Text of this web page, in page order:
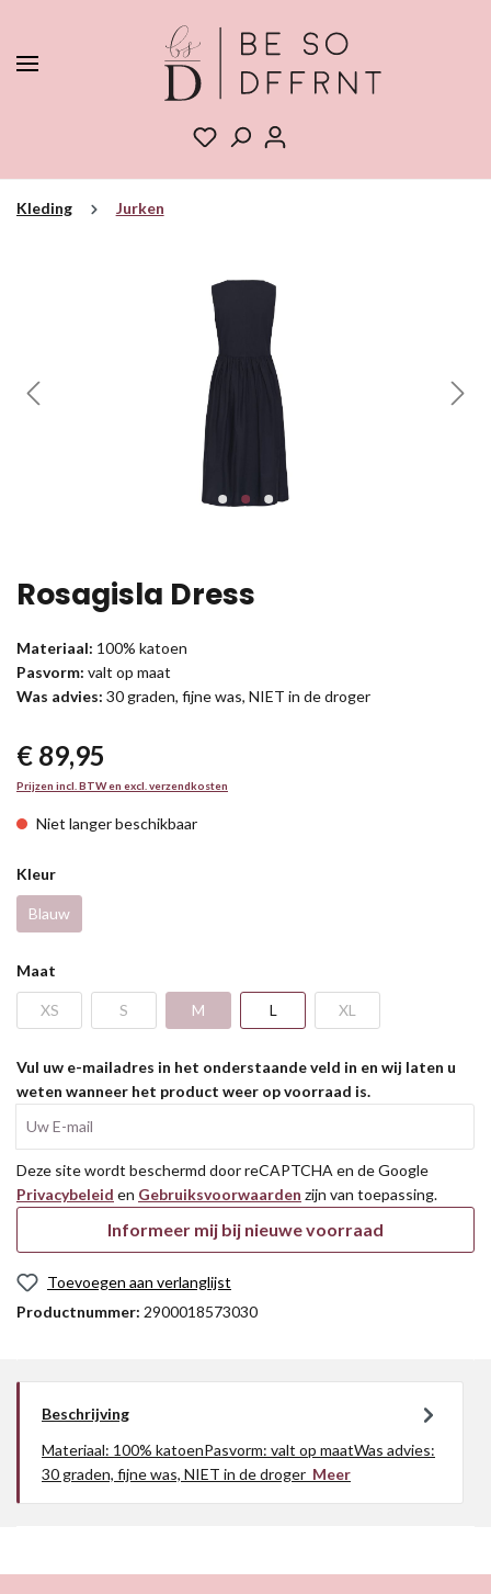
Kleding Jurken
Rosagisla Dress
Materiaal: 100% katoen
Pasvorm: valt op maat
Was advies: 30 graden, fijne was, NIET in de droger
€ 89,95
Prijzen incl. BTW en excl. verzendkosten
Niet langer beschikbaar
Kleur
Blauw
Maat
XS S M L XL
Vul uw e-mailadres in het onderstaande veld in en wij laten u
weten wanneer het product weer op voorraad is.
Deze site wordt beschermd door reCAPTCHA en de Google
Privacybeleid en Gebruiksvoorwaarden zijn van toepassing.
Informeer mij bij nieuwe voorraad
Toevoegen aan verlanglijst
Productnummer: 2900018573030
Beschrijving
Materiaal: 100% katoenPasvorm: valt op maatWas advies:
30 graden, fijne was, NIET in de droger Meer